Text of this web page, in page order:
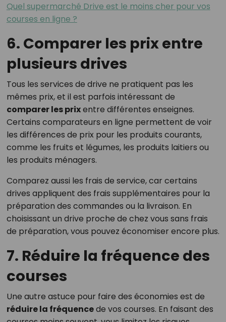
Quel supermarché Drive est le moins cher pour vos
courses en ligne ?
6. Comparer les prix entre
plusieurs drives
Tous les services de drive ne pratiquent pas les
mêmes prix, et il est parfois intéressant de
comparer les prixentre différentes enseignes.
Certains comparateurs en ligne permettent de voir
les différences de prix pour les produits courants,
comme les fruits et légumes, les produits laitiers ou
les produits ménagers.
Comparez aussi les frais de service, car certains
drives appliquent des frais supplémentaires pour la
préparation des commandes ou la livraison. En
choisissant un drive proche de chez vous sans frais
de préparation, vous pouvez économiser encore plus.
7. Réduire la fréquence des
courses
Une autre astuce pour faire des économies est de
réduire la fréquencede vos courses. En faisant des